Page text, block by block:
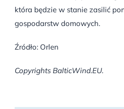
która będzie w stanie zasilić
gospodarstw domowych.
Źródło: Orlen
Copyrights BalticWind.EU.